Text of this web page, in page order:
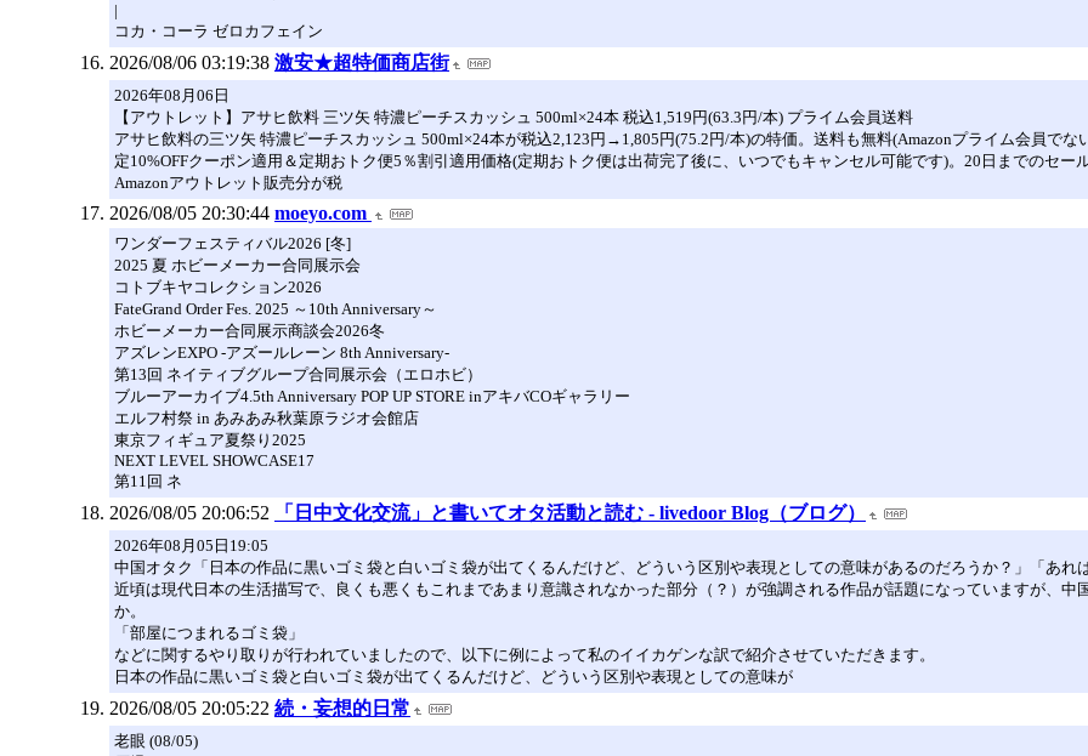
|
コカ・コーラ ゼロカフェイン
2026/08/06 03:19:38 激安★超特価商店街
2026年08月06日
【アウトレット】アサヒ飲料 三ツ矢 特濃ピーチスカッシュ 500ml×24本 税込1,519円(63.3円/本) プライム会員送料
アサヒ飲料の三ツ矢 特濃ピーチスカッシュ 500ml×24本が税込2,123円→1,805円(75.2円/本)の特価。送料も無料(Amazonプライム会員で
定10%OFFクーポン適用＆定期おトク便5％割引適用価格(定期おトク便は出荷完了後に、いつでもキャンセル可能です)。20日までのセ
Amazonアウトレット販売分が税
2026/08/05 20:30:44 moeyo.com
ワンダーフェスティバル2026 [冬]
2025 夏 ホビーメーカー合同展示会
コトブキヤコレクション2026
FateGrand Order Fes. 2025 ～10th Anniversary～
ホビーメーカー合同展示商談会2026冬
アズレンEXPO -アズールレーン 8th Anniversary-
第13回 ネイティブグループ合同展示会（エロホビ）
ブルーアーカイブ4.5th Anniversary POP UP STORE inアキバCOギャラリー
エルフ村祭 in あみあみ秋葉原ラジオ会館店
東京フィギュア夏祭り2025
NEXT LEVEL SHOWCASE17
第11回 ネ
2026/08/05 20:06:52 「日中文化交流」と書いてオタ活動と読む - livedoor Blog（ブログ）
2026年08月05日19:05
中国オタク「日本の作品に黒いゴミ袋と白いゴミ袋が出てくるんだけど、どういう区別や表現としての意味があるのだろうか？」「あれ
近頃は現代日本の生活描写で、良くも悪くもこれまであまり意識されなかった部分（？）が強調される作品が話題になっていますが、
か。
「部屋につまれるゴミ袋」
などに関するやり取りが行われていましたので、以下に例によって私のイイカゲンな訳で紹介させていただきます。
日本の作品に黒いゴミ袋と白いゴミ袋が出てくるんだけど、どういう区別や表現としての意味が
2026/08/05 20:05:22 続・妄想的日常
老眼 (08/05)